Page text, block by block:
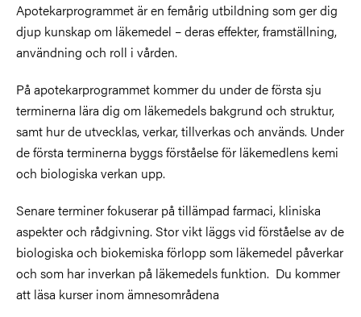
Apotekarprogrammet är en femårig utbildning som ger dig
djup kunskap om läkemedel – deras effekter, framställning,
användning och roll i vården.
På apotekarprogrammet kommer du under de första sju
terminerna lära dig om läkemedels bakgrund och struktur,
samt hur de utvecklas, verkar, tillverkas och används. Under
de första terminerna byggs förståelse för läkemedlens kemi
och biologiska verkan upp.
Senare terminer fokuserar på tillämpad farmaci, kliniska
aspekter och rådgivning. Stor vikt läggs vid förståelse av de
biologiska och biokemiska förlopp som läkemedel påverkar
och som har inverkan på läkemedels funktion. Du kommer
att läsa kurser inom ämnesområdena